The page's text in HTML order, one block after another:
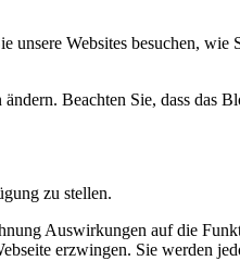
Websites besuchen, wie
Beachten Sie, dass das
zu stellen.
Auswirkungen auf die
erzwingen. Sie werden